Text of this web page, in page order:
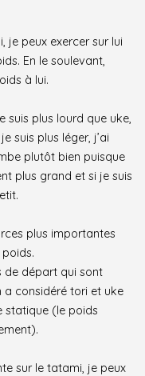
je peux exercer sur lui
En le soulevant,
à lui.
suis plus lourd que uke,
suis plus léger, j’ai
plutôt bien puisque
plus grand et si je suis
plus importantes
de départ qui sont
a considéré tori et uke
statique (le poids
sur le tatami, je peux